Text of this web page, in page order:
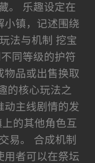
。 乐趣设定在
小镇，记述围绕
法与机制 挖宝
同等级的护符
物品或出售换取
的核心玩法之
动主线剧情的发
的其他角色互
易。 合成机制
用者可以在祭坛